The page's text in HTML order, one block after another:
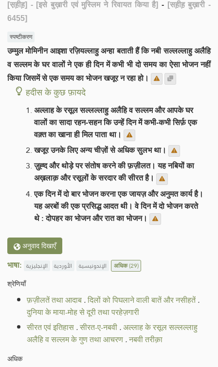
[स़ह़ीह़] - [इसे बुख़ारी एवं मुस्लिम ने रिवायत किया है] - [सह़ीह़ बुख़ारी -
6455]
स्पष्टीकरण
उम्मुल मोमिनीन आइशा रज़ियल्लाहु अन्हा बताती हैं कि नबी सल्लल्लाहु अलैहि
व सल्लम के घर वालों ने एक ही दिन में कभी भी दो समय का ऐसा भोजन नहीं
किया जिसमें से एक समय का भोजन खजूर न रहा हो।
हदीस के कुछ फ़ायदे
अल्लाह के रसूल सल्लल्लाहु अलैहि व सल्लम और आपके घर
वालों का सादा रहन-सहन कि उन्हें दिन में कभी-कभी सिर्फ़ एक
वक़्त का खाना ही मिल पाता था।
खजूर उनके लिए अन्य चीज़ों से अधिक सुलभ था।
ज़ुह्द और थोड़े पर संतोष करने की फ़ज़ीलत। यह नबियों का
अख़लाक़ और रसूलों के सरदार की सीरत है।
एक दिन में दो बार भोजन करना एक जायज़ और अनुमत कार्य है।
यह अरबों की एक प्रसिद्ध आदत थी। वे दिन में दो भोजन करते
थे : दोपहर का भोजन और रात का भोजन।
अनुवाद दिखाएँ
भाषा: الإنجليزية الأوردية الإندونيسية अधिक(29)
श्रेणियाँ
फ़ज़ीलतें तथा आदाब.दिलों को पिघलाने वाली बातें और नसीहतें.
दुनिया के माया-मोह से दूरी तथा परहेज़गारी
सीरत एवं इतिहास.सीरत-ए-नबवी.अल्लाह के रसूल सल्लल्लाहु
अलैहि व सल्लम के गुण तथा आचरण.नबवी तरीक़ा
अधिक